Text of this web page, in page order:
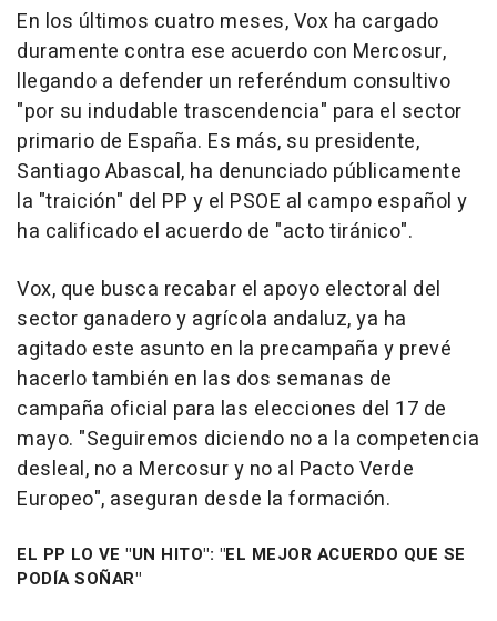
En los últimos cuatro meses, Vox ha cargado
duramente contra ese acuerdo con Mercosur,
llegando a defender un referéndum consultivo
"por su indudable trascendencia" para el sector
primario de España. Es más, su presidente,
Santiago Abascal, ha denunciado públicamente
la "traición" del PP y el PSOE al campo español y
ha calificado el acuerdo de "acto tiránico".
Vox, que busca recabar el apoyo electoral del
sector ganadero y agrícola andaluz, ya ha
agitado este asunto en la precampaña y prevé
hacerlo también en las dos semanas de
campaña oficial para las elecciones del 17 de
mayo. "Seguiremos diciendo no a la competencia
desleal, no a Mercosur y no al Pacto Verde
Europeo", aseguran desde la formación.
EL PP LO VE "UN HITO": "EL MEJOR ACUERDO QUE SE
PODÍA SOÑAR"